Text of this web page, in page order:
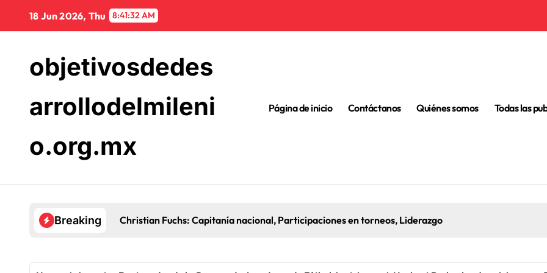
content
18 Jun 2026, Thu 8:41:33 AM
objetivosdedes
arrollodelmileni
o.org.mx
Página de inicio Contáctanos Quiénes somos Todas las
Breaking Christian Fuchs: Capitanía nacional, Participaciones en torneos, Liderazgo